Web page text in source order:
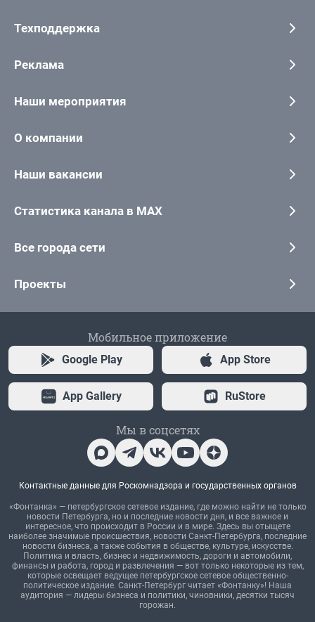
Техподдержка
Реклама
Наши мероприятия
О компании
Наши вакансии
Статистика канала в MAX
Все города сети
Проекты
Мобильное приложение
Google Play App Store
App Gallery RuStore
Мы в соцсетях
Контактные данные для Роскомнадзора и государственных органов
«Фонтанка» — петербургское сетевое издание, где можно найти не только
новости Петербурга, но и последние новости дня, и все важное и
интересное, что происходит в России и в мире. Здесь вы отыщете
наиболее значимые происшествия, новости Санкт-Петербурга, последние
новости бизнеса, а также события в обществе, культуре, искусстве.
Политика и власть, бизнес и недвижимость, дороги и автомобили,
финансы и работа, город и развлечения — вот только некоторые из тем,
которые освещает ведущее петербургское сетевое общественно-
политическое издание. Санкт-Петербург читает «Фонтанку»! Наша
аудитория — лидеры бизнеса и политики, чиновники, десятки тысяч
горожан.